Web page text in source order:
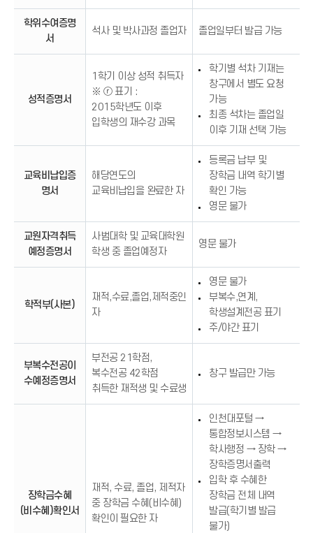
학위수여증명
서
석사 및 박사과정 졸업자 졸업일부터 발급 가능
성적증명서
1학기 이상 성적 취득자
※ ⓡ 표기 :
2015학년도 이후
입학생의 재수강 과목
학기별 석차 기재는
창구에서 별도 요청
가능
최종 석차는 졸업일
이후 기재 선택 가능
교육비납입증
명서
해당연도의
교육비납입을 완료한 자
등록금 납부 및
장학금 내역 학기별
확인 가능
영문 불가
교원자격취득
예정증명서
사범대학 및 교육대학원
학생 중 졸업예정자
영문 불가
학적부(사본)
재적,수료,졸업,제적중인
자
영문 불가
부복수,연계,
학생설계전공 표기
주/야간 표기
부복수전공이
수예정증명서
부전공 21학점,
복수전공 42학점
취득한 재적생 및 수료생
창구 발급만 가능
장학금수혜
(비수혜)확인서
재적, 수료, 졸업, 제적자
중 장학금 수혜(비수혜)
확인이 필요한 자
인천대포털 →
통합정보시스템 →
학사행정 → 장학 →
장학증명서출력
입학 후 수혜한
장학금 전체 내역
발급(학기별 발급
불가)